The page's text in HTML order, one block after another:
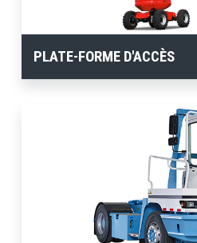
PLATE-FORME D'ACCÈS